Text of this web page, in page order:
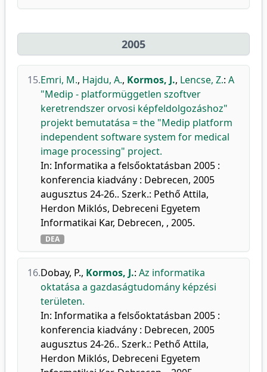
2005
15.Emri, M., Hajdu, A., Kormos, J., Lencse, Z.: A
"Medip - platformüggetlen szoftver
keretrendszer orvosi képfeldolgozáshoz"
projekt bemutatása = the "Medip platform
independent software system for medical
image processing" project.
In: Informatika a felsőoktatásban 2005 :
konferencia kiadvány : Debrecen, 2005
augusztus 24-26.. Szerk.: Pethő Attila,
Herdon Miklós, Debreceni Egyetem
Informatikai Kar, Debrecen, , 2005.
DEA
16.Dobay, P., Kormos, J.: Az informatika
oktatása a gazdaságtudomány képzési
területen.
In: Informatika a felsőoktatásban 2005 :
konferencia kiadvány : Debrecen, 2005
augusztus 24-26.. Szerk.: Pethő Attila,
Herdon Miklós, Debreceni Egyetem